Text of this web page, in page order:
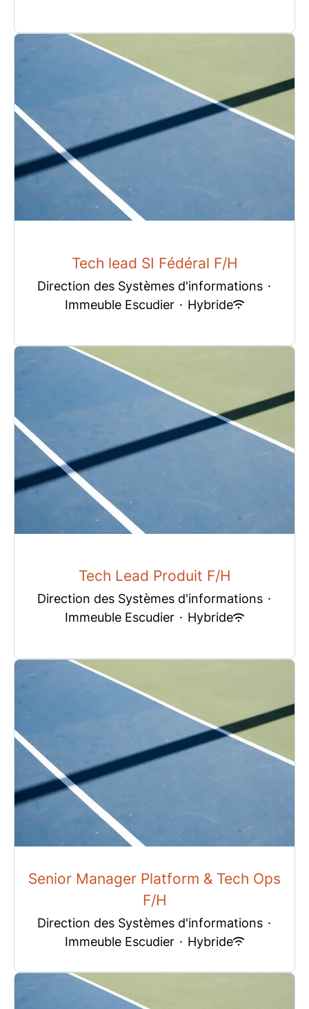
Tech lead SI Fédéral F/H
Direction des Systèmes d'informations ·
Immeuble Escudier · Hybride
Tech Lead Produit F/H
Direction des Systèmes d'informations ·
Immeuble Escudier · Hybride
Senior Manager Platform & Tech Ops
F/H
Direction des Systèmes d'informations ·
Immeuble Escudier · Hybride